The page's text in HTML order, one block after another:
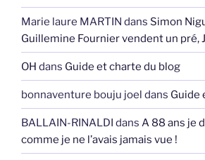
Marie laure MARTIN dans Simon
Guillemine Fournier vendent un pré,
OH dans Guide et charte du blog
bonnaventure bouju joel dans Guide
BALLAIN-RINALDI dans A 88 ans je
comme je ne l’avais jamais vue !